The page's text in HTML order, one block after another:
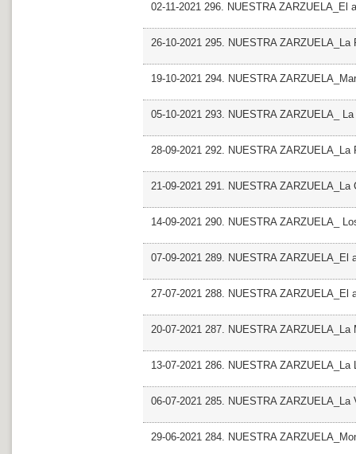
02-11-2021 296. NUESTRA ZARZUELA_El
26-10-2021 295. NUESTRA ZARZUELA_La
19-10-2021 294. NUESTRA
05-10-2021 293. NUESTRA ZARZUELA_
28-09-2021 292. NUESTRA ZARZUELA_La
21-09-2021 291. NUESTRA ZARZUELA_La
14-09-2021 290. NUESTRA ZARZUELA_
07-09-2021 289. NUESTRA ZARZUELA_El
27-07-2021 288. NUESTRA ZARZUELA_El
20-07-2021 287. NUESTRA ZARZUELA_La
13-07-2021 286. NUESTRA ZARZUELA_La
06-07-2021 285. NUESTRA ZARZUELA_La
29-06-2021 284. NUESTRA